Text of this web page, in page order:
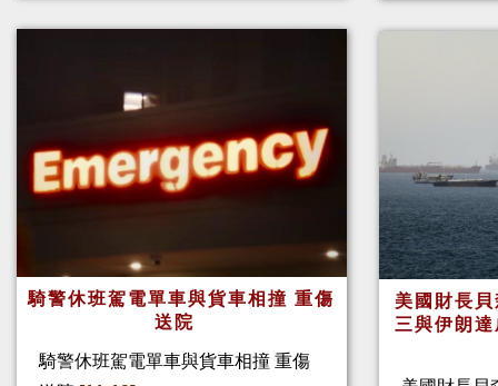
騎警休班駕電單車與貨車相撞 重傷
送院
騎警休班駕電單車與貨車相撞 重傷
美國財長
三與伊朗